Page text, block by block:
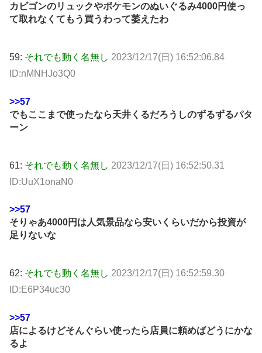
カビゴンのリュックやポケモンのぬいぐるみ4000円使っ
て取れなくてもう買うわって萎えたわ
59: それでも動く名無し 2023/12/17(日) 16:52:06.84
ID:nMNHJo3Q0
>>57
でもここまで使ったなら天井くるだろうしのずるずるパタ
ーン
61: それでも動く名無し 2023/12/17(日) 16:52:50.31
ID:UuX1onaN0
>>57
そりゃあ4000円は人気景品なら安いくらいだから投資が
足りないな
62: それでも動く名無し 2023/12/17(日) 16:52:59.30
ID:E6P34uc30
>>57
店によるけどそんぐらい使ったら店員に頼めばどうにかな
るよ